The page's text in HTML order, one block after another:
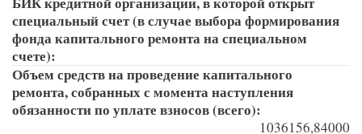
специальный счет (в случае выбора формирования
фонда капитального ремонта на специальном
счете):
Объем средств на проведение капитального
ремонта, собранных с момента наступления
обязанности по уплате взносов (всего):
1036156,84000